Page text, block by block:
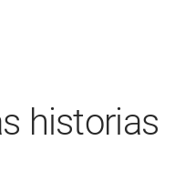
historias